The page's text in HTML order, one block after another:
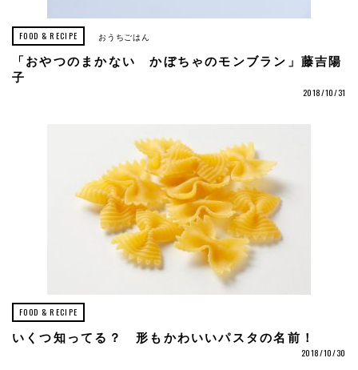
FOOD & RECIPE おうちごはん
「おやつのまかない かぼちゃのモンブラン」藤吉陽
子
2018/10/31
FOOD & RECIPE
いくつ知ってる？ 形もかわいいパスタの名前！
2018/10/30